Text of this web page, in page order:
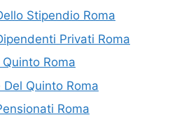
Stipendio Roma
Privati Roma
Roma
Quinto Roma
Roma